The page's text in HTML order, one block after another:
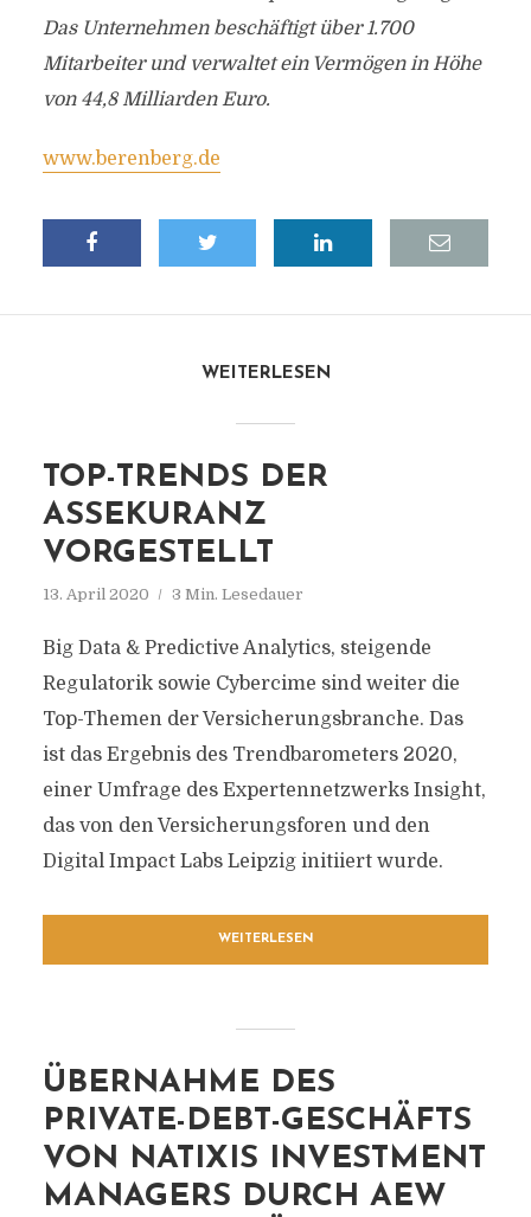
Das Unternehmen beschäftigt über 1.700
Mitarbeiter und verwaltet ein Vermögen in Höhe
von 44,8 Milliarden Euro.
www.berenberg.de
WEITERLESEN
TOP-TRENDS DER
ASSEKURANZ
VORGESTELLT
13. April 2020 3 Min. Lesedauer
Big Data & Predictive Analytics, steigende
Regulatorik sowie Cybercime sind weiter die
Top-Themen der Versicherungsbranche. Das
ist das Ergebnis des Trendbarometers 2020,
einer Umfrage des Expertennetzwerks Insight,
das von den Versicherungsforen und den
Digital Impact Labs Leipzig initiiert wurde.
WEITERLESEN
ÜBERNAHME DES
PRIVATE-DEBT-GESCHÄFTS
VON NATIXIS INVESTMENT
MANAGERS DURCH AEW